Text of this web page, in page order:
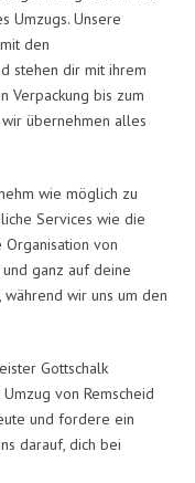
Umzugs. Unsere
den
stehen dir mit ihrem
Verpackung bis zum
übernehmen alles
wie möglich zu
Services wie die
von
ganz auf deine
wir uns um den
Gottschalk
von Remscheid
und fordere ein
darauf, dich bei